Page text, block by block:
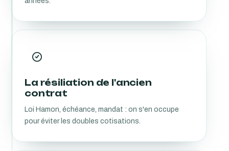
La résiliation de l'ancien
contrat
Loi Hamon, échéance, mandat : on s'en occupe
pour éviter les doubles cotisations.